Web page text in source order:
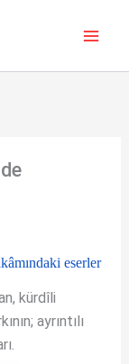
eserler
kürdîli
ayrıntılı